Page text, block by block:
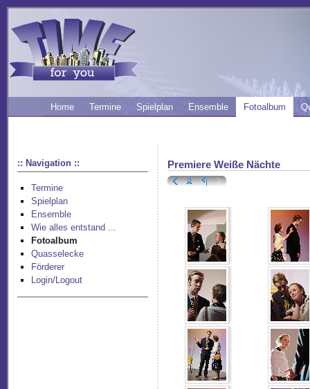
Home Termine Spielplan Ensemble Fotoalbum
:: Navigation ::
Termine
Spielplan
Ensemble
Wie alles entstand ...
Fotoalbum
Quasselecke
Förderer
Login/Logout
Premiere Weiße Nächte